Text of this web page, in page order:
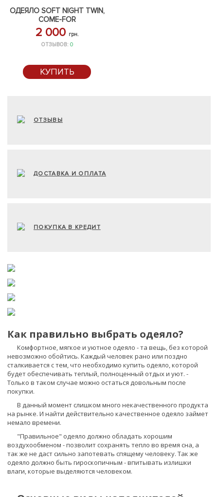
ОДЕЯЛО SOFT NIGHT TWIN,
COME-FOR
2 000 грн.
ОТЗЫВОВ: 0
КУПИТЬ
ОТЗЫВЫ
ДОСТАВКА И ОПЛАТА
ПОКУПКА В КРЕДИТ
Как правильно выбрать одеяло?
Комфортное, мягкое и уютное одеяло - та вещь, без которой
невозможно обойтись. Каждый человек рано или поздно
сталкивается с тем, что необходимо купить одеяло, которой
будет обеспечивать теплый, полноценный отдых и уют. -
Только в таком случае можно остаться довольным после
покупки.
В данный момент слишком много некачественного продукта
на рынке. И найти действительно качественное одеяло займет
немало времени.
"Правильное" одеяло должно обладать хорошим
воздухообменом - позволит сохранять тепло во время сна, а
так же не даст сильно запотевать спящему человеку. Так же
одеяло должно быть гироскопичным - впитывать излишки
влаги, которые выделяются человеком.